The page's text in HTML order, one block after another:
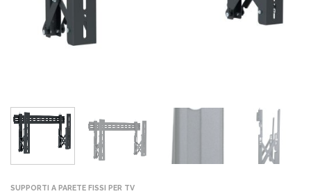
SUPPORTI A PARETE FISSI PER TV